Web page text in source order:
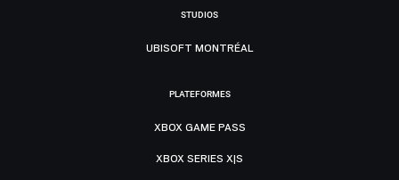
STUDIOS
UBISOFT MONTRÉAL
PLATEFORMES
XBOX GAME PASS
XBOX SERIES X|S